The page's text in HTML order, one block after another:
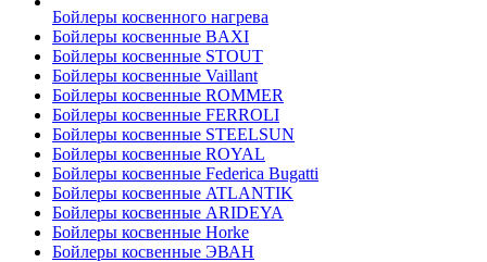
Бойлеры косвенного нагрева
Бойлеры косвенные BAXI
Бойлеры косвенные STOUT
Бойлеры косвенные Vaillant
Бойлеры косвенные ROMMER
Бойлеры косвенные FERROLI
Бойлеры косвенные STEELSUN
Бойлеры косвенные ROYAL
Бойлеры косвенные Federica Bugatti
Бойлеры косвенные ATLANTIK
Бойлеры косвенные ARIDEYA
Бойлеры косвенные Horke
Бойлеры косвенные ЭВАН